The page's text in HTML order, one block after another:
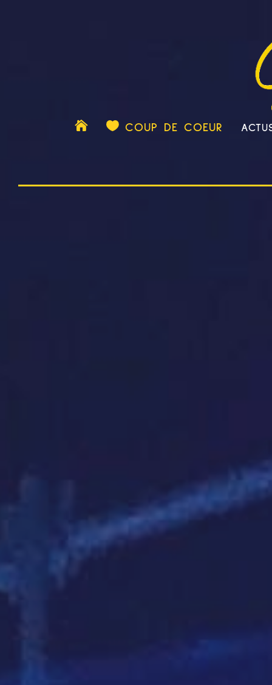
 COUP DE COEUR